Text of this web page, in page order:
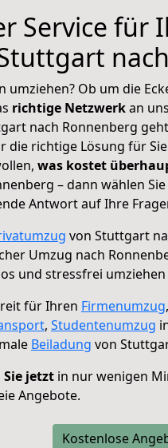
Service für
umziehen? Ob um die
richtige Netzwerkan
nach Ronnenberg
die richtige Lösung für
was kostet
– dann wählen
Antwort auf Ihre
von Stuttgart
Umzug nach
und stressfrei
für Ihren Firmenumzug,
, Studentenumzug
Beiladung von
jetzt in nur wenigen
Angebote.
Kostenlose